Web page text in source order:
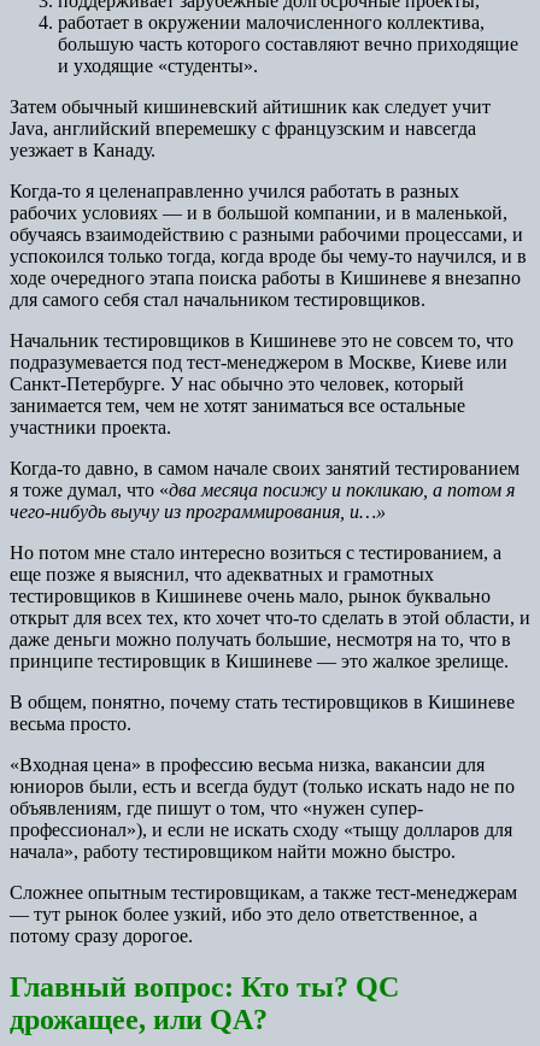
работает в окружении малочисленного коллектива,
большую часть которого составляют вечно приходящие
и уходящие «студенты».
Затем обычный кишиневский айтишник как следует учит
Java, английский вперемешку с французским и навсегда
уезжает в Канаду.
Когда-то я целенаправленно учился работать в разных
рабочих условиях — и в большой компании, и в маленькой,
обучаясь взаимодействию с разными рабочими процессами, и
успокоился только тогда, когда вроде бы чему-то научился, и в
ходе очередного этапа поиска работы в Кишиневе я внезапно
для самого себя стал начальником тестировщиков.
Начальник тестировщиков в Кишиневе это не совсем то, что
подразумевается под тест-менеджером в Москве, Киеве или
Санкт-Петербурге. У нас обычно это человек, который
занимается тем, чем не хотят заниматься все остальные
участники проекта.
Когда-то давно, в самом начале своих занятий тестированием
я тоже думал, что «два месяца посижу и покликаю, а потом я
чего-нибудь выучу из программирования, и…»
Но потом мне стало интересно возиться с тестированием, а
еще позже я выяснил, что адекватных и грамотных
тестировщиков в Кишиневе очень мало, рынок буквально
открыт для всех тех, кто хочет что-то сделать в этой области, и
даже деньги можно получать большие, несмотря на то, что в
принципе тестировщик в Кишиневе — это жалкое зрелище.
В общем, понятно, почему стать тестировщиков в Кишиневе
весьма просто.
«Входная цена» в профессию весьма низка, вакансии для
юниоров были, есть и всегда будут (только искать надо не по
объявлениям, где пишут о том, что «нужен супер-
профессионал»), и если не искать сходу «тыщу долларов для
начала», работу тестировщиком найти можно быстро.
Сложнее опытным тестировщикам, а также тест-менеджерам
— тут рынок более узкий, ибо это дело ответственное, а
потому сразу дорогое.
Главный вопрос: Кто ты? QC
дрожащее, или QA?